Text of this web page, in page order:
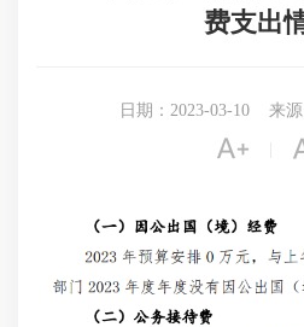
费支出
日期：2023-03-10 来
